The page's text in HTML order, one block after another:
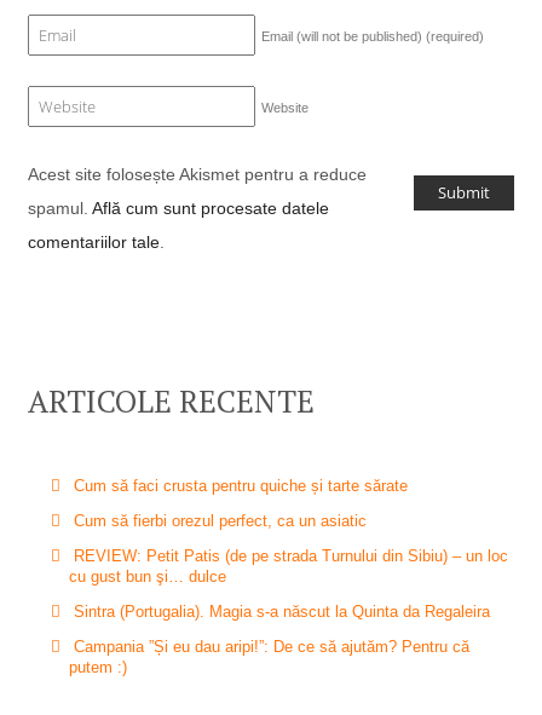
Email (will not be published) (required)
Website
Acest site folosește Akismet pentru a reduce
spamul. Află cum sunt procesate datele
comentariilor tale.
ARTICOLE RECENTE
Cum să faci crusta pentru quiche și tarte sărate
Cum să fierbi orezul perfect, ca un asiatic
REVIEW: Petit Patis (de pe strada Turnului din Sibiu) – un loc
cu gust bun şi… dulce
Sintra (Portugalia). Magia s-a născut la Quinta da Regaleira
Campania ”Și eu dau aripi!”: De ce să ajutăm? Pentru că
putem :)